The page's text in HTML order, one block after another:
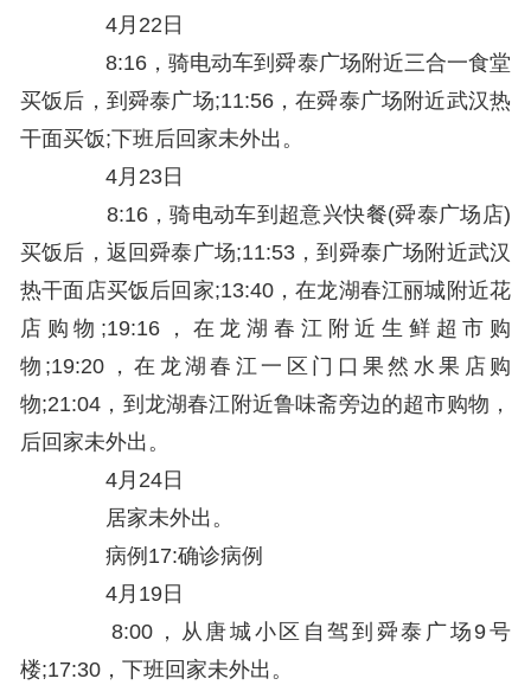
4月22日
8:16，骑电动车到舜泰广场附近三合一食堂
买饭后，到舜泰广场;11:56，在舜泰广场附近武汉热
干面买饭;下班后回家未外出。
4月23日
8:16，骑电动车到超意兴快餐(舜泰广场店)
买饭后，返回舜泰广场;11:53，到舜泰广场附近武汉
热干面店买饭后回家;13:40，在龙湖春江丽城附近花
店购物;19:16，在龙湖春江附近生鲜超市购
物;19:20，在龙湖春江一区门口果然水果店购
物;21:04，到龙湖春江附近鲁味斋旁边的超市购物，
后回家未外出。
4月24日
居家未外出。
病例17:确诊病例
4月19日
8:00，从唐城小区自驾到舜泰广场9号
楼;17:30，下班回家未外出。